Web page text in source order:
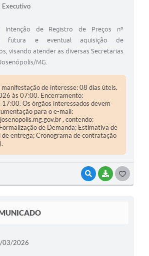
VISUALIZAR
BAIXAR
Executivo
Intenção de Registro de Preços nº
futura e eventual aquisição de
visando atender as diversas Secretarias
MG.
manifestação de interesse: 08 dias úteis.
às 07:00. Encerramento:
Os órgãos interessados devem
para o e-mail:
, contendo:
de Demanda; Estimativa de
de entrega; Cronograma de contratação
03/2026